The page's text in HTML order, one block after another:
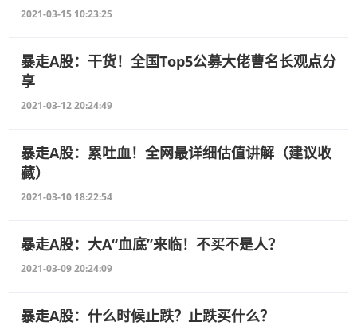
2021-03-15 10:23:25
暴走A股：干货！全国Top5公募大佬曹名长观点分
享
2021-03-12 20:24:49
暴走A股：累吐血！全网最详细估值讲解（建议收
藏）
2021-03-10 18:22:54
暴走A股：大A“血底”来临！不买不是人？
2021-03-09 20:24:09
暴走A股：什么时候止跌？止跌买什么？